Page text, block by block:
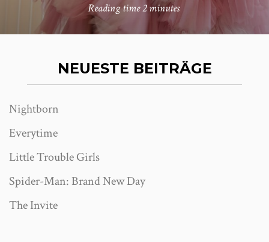
Reading time2 minutes
NEUESTE BEITRÄGE
Nightborn
Everytime
Little Trouble Girls
Spider-Man: Brand New Day
The Invite